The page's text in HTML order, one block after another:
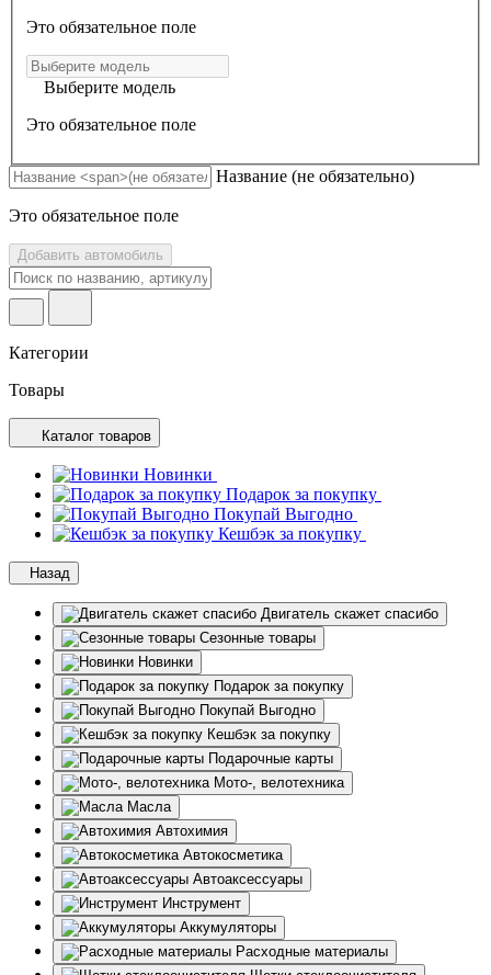
Это обязательное поле
Выберите модель
Это обязательное поле
Название (не обязательно)
Это обязательное поле
Добавить автомобиль
Категории
Товары
Каталог товаров
Новинки
Подарок за покупку
Покупай Выгодно
Кешбэк за покупку
Назад
Двигатель скажет спасибо
Сезонные товары
Новинки
Подарок за покупку
Покупай Выгодно
Кешбэк за покупку
Подарочные карты
Мото-, велотехника
Масла
Автохимия
Автокосметика
Автоаксессуары
Инструмент
Аккумуляторы
Расходные материалы